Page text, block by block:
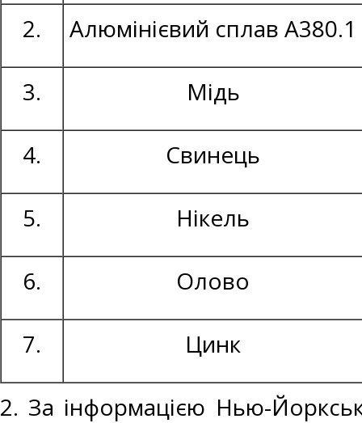
2. Алюмінієвий сплав А380.1
3. Мідь
4. Свинець
5. Нікель
6. Олово
7. Цинк
2. За інформацією Нью-